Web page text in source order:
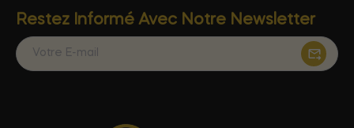
Restez Informé Avec Notre Newsletter